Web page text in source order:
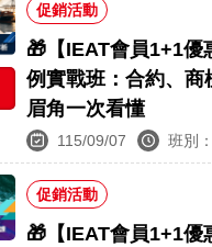
促銷活動
🎁【IEAT會員1+1優
例實戰班：合約、商
眉角一次看懂
115/09/07 班別
促銷活動
🎁【IEAT會員1+1優